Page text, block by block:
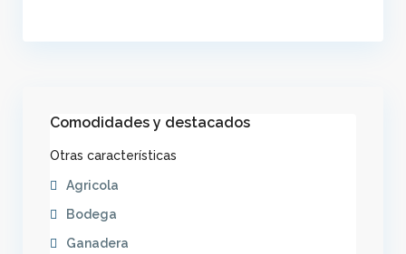
Comodidades y destacados
Otras características
Agricola
Bodega
Ganadera